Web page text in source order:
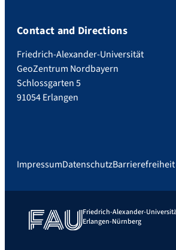
Contact and Directions
Friedrich-Alexander-Universität
GeoZentrum Nordbayern
Schlossgarten 5
91054 Erlangen
ImpressumDatenschutzBarrierefreiheit
Friedrich-Alexander-
Erlangen-Nürnberg